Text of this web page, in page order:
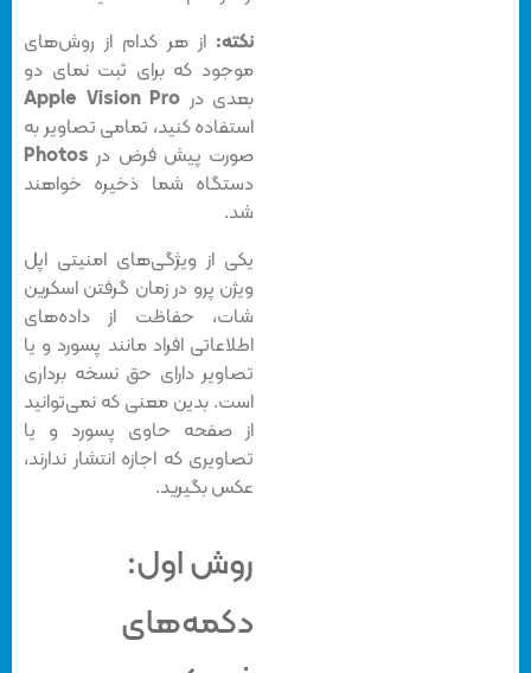
نکته:از هر کدام از روش‌های
موجود که برای ثبت نمای دو
بعدی درApple Vision Pro
استفاده کنید، تمامی تصاویر به
صورت پیش فرض درPhotos
دستگاه شما ذخیره خواهند
یکی از ویژگی‌های امنیتی اپل
ویژن پرو در زمان گرفتن اسکرین
شات، حفاظت از داده‌های
اطلاعاتی افراد مانند پسورد و یا
تصاویر دارای حق نسخه برداری
است. بدین معنی که نمی‌توانید
از صفحه حاوی پسورد و یا
تصاویری که اجازه انتشار ندارند،
عکس بگیرید.
روش اول:
دکمه‌های